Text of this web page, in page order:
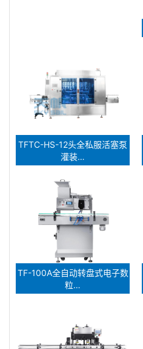
TFTC-HS-12头全私服活塞泵
灌装…
TF-100A全自动转盘式电子数
粒…